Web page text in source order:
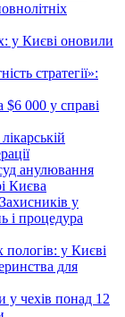
у Києві оновили
стратегії»:
$6 000 у справі
анулювання
Києва
у
і процедура
пологів: у Києві
для
у чехів понад 12